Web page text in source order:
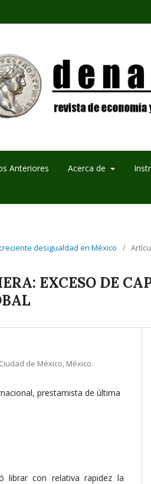
Anteriores Acerca de
desigualdad en México /
EXCESO DE
de México, México.
prestamista de última
librar con relativa rapidez la